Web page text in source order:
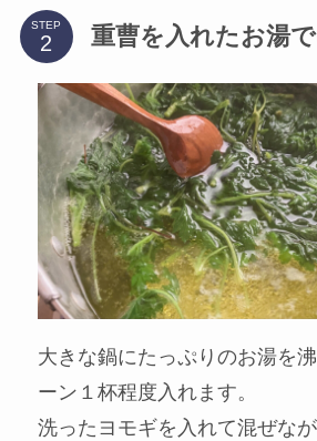
STEP 重曹を入れたお湯
大きな鍋にたっぷりのお湯を
ーン１杯程度入れます。
洗ったヨモギを入れて混ぜな